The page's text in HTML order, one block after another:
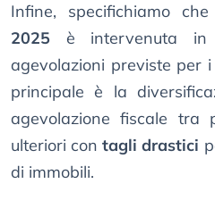
Infine, specifichiamo
2025 è intervenuta in
agevolazioni previste per
principale è la
agevolazione fiscale tra
ulteriori contagli drastici
di immobili.